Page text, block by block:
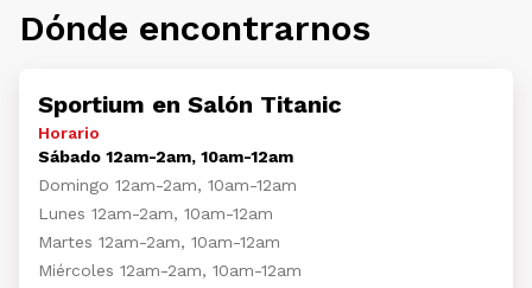
Dónde encontrarnos
Sportium en Salón Titanic
Horario
Sábado 12am-2am, 10am-12am
Domingo 12am-2am, 10am-12am
Lunes 12am-2am, 10am-12am
Martes 12am-2am, 10am-12am
Miércoles 12am-2am, 10am-12am